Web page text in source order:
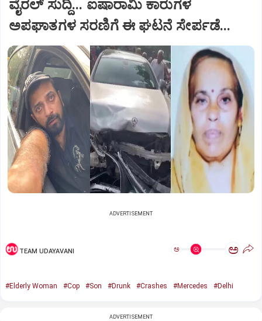
ವೈರಲ್ ಸುದ್ದಿ... ಐಷಾರಾಮಿ ಕಾರುಗಳ
ಅಪಘಾತಗಳ ಸರಣಿಗೆ ಈ ಘಟನೆ ಸೇರ್ಪಡೆ...
ADVERTISEMENT
TEAM UDAYAVANI ಅ ಅ
#Elderly Woman #Cop #Son #Drunk #Crashes #Mercedes #Delhi
ADVERTISEMENT